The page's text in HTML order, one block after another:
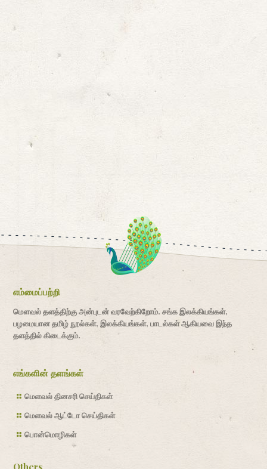
எம்மைப்பற்றி
மௌவல் தளத்திற்கு அன்புடன் வரவேற்கிறோம். சங்க இலக்கியங்கள்,
பழமையான தமிழ் நூல்கள், இலக்கியங்கள், பாடல்கள் ஆகியவை இந்த
தளத்தில் கிடைக்கும்.
எங்களின் தளங்கள்
மௌவல் தினசரி செய்திகள்
மௌவல் ஆட்டோ செய்திகள்
பொன்மொழிகள்
Others